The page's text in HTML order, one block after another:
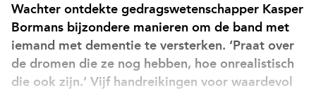
Wachter ontdekte gedragswetenschapper Kasper
Bormans bijzondere manieren om de band met
iemand met dementie te versterken. ‘Praat over
de dromen die ze nog hebben, hoe onrealistisch
die ook zijn.’ Vijf handreikingen voor waardevol